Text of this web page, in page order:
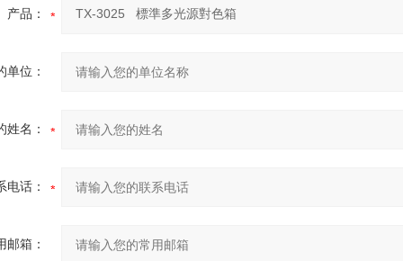
产品：
单位：
姓名：
电话：
邮箱：